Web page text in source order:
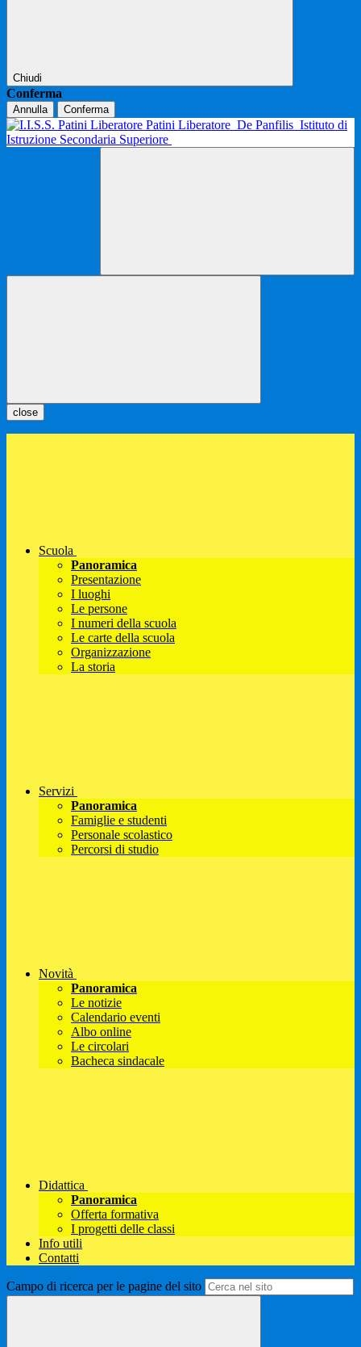
Chiudi
Conferma
Annulla Conferma
Patini Liberatore De Panfilis Istituto di
Istruzione Secondaria Superiore
close
Scuola
Panoramica
Presentazione
I luoghi
Le persone
I numeri della scuola
Le carte della scuola
Organizzazione
La storia
Servizi
Panoramica
Famiglie e studenti
Personale scolastico
Percorsi di studio
Novità
Panoramica
Le notizie
Calendario eventi
Albo online
Le circolari
Bacheca sindacale
Didattica
Panoramica
Offerta formativa
I progetti delle classi
Info utili
Contatti
Campo di ricerca per le pagine del sito